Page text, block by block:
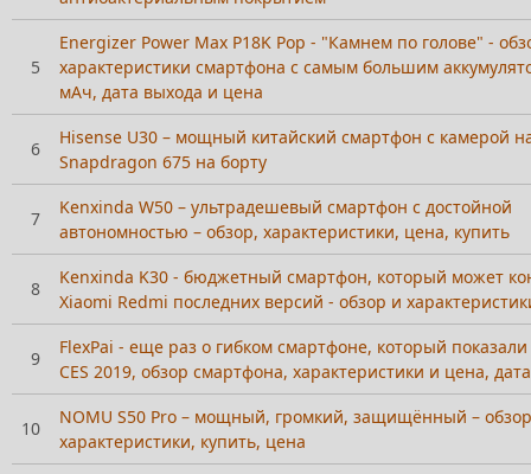
5
Energizer Power Max P18K Pop - "Камнем по голове" -
характеристики смартфона с самым большим
мАч, дата выхода и цена
6
Hisense U30 – мощный китайский смартфон с камерой
Snapdragon 675 на борту
7
Kenxinda W50 – ультрадешевый смартфон с достойной
автономностью – обзор, характеристики, цена, купить
8
Kenxinda K30 - бюджетный смартфон, который может
Xiaomi Redmi последних версий - обзор и
9
FlexPai - еще раз о гибком смартфоне, который
CES 2019, обзор смартфона, характеристики и цена,
10
NOMU S50 Pro – мощный, громкий, защищённый –
характеристики, купить, цена